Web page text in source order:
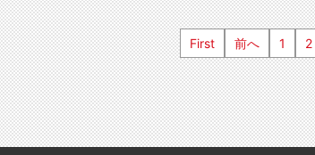
First 前へ 1 2